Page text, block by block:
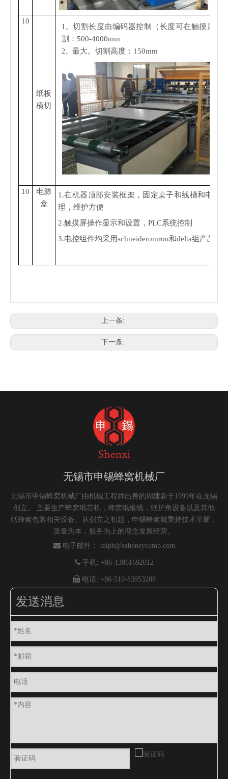
10
纸板
横切
1。切割长度由编码器控制（长度可在触摸屏上
割：500-4000mm
2。 最大。切割高度：150mm
10
电源
盒
1.在机器顶部安装框架，固定桌子和线槽和电缆;
理，维护方便
2.触摸屏操作显示和设置，PLC系统控制
3.电控组件均采用schneideromron和delta组产品
上一条:
下一条:
无锡市申锡蜂窝机械厂
无锡市申锡蜂窝机械厂由机械工程师出身的周建新于1999年在无锡
创立。 主要生产蜂窝纸芯机，蜂窝纸板线，纸护角设备以及其他
纸蜂窝包装相关设备。从创立之初起，申锡蜂窝就秉持技术革新，
质量为本，服务为上的理念发展经营。
电子邮件： ralph@sxhoneycomb.com
 手机: +86-13861692012
电话: +86-510-83953288
发送消息